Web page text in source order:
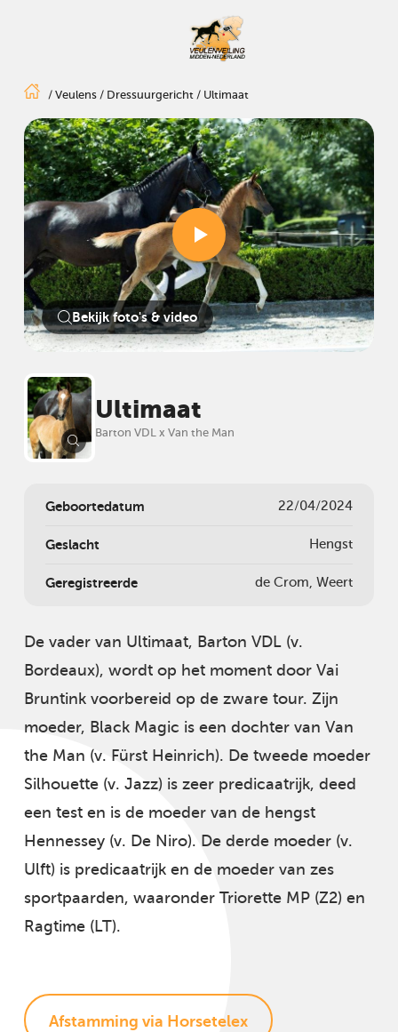
/ Veulens/ Dressuurgericht/ Ultimaat
Bekijk foto's & video
Afstamming via Horsetelex
Ultimaat
Barton VDL x Van the Man
Geboortedatum 22/04/2024
Geslacht Hengst
Geregistreerde de Crom, Weert
De vader van Ultimaat, Barton VDL (v.
Bordeaux), wordt op het moment door Vai
Bruntink voorbereid op de zware tour. Zijn
moeder, Black Magic is een dochter van Van
the Man (v. Fürst Heinrich). De tweede moeder
Silhouette (v. Jazz) is zeer predicaatrijk, deed
een test en is de moeder van de hengst
Hennessey (v. De Niro). De derde moeder (v.
Ulft) is predicaatrijk en de moeder van zes
sportpaarden, waaronder Triorette MP (Z2) en
Ragtime (LT).